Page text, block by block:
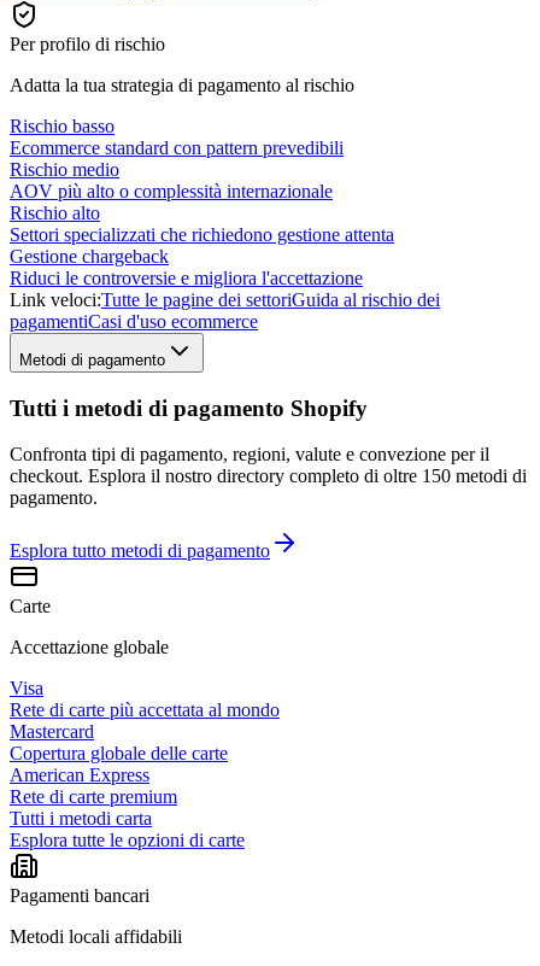
Per profilo di rischio
Adatta la tua strategia di pagamento al rischio
Rischio basso
Ecommerce standard con pattern prevedibili
Rischio medio
AOV più alto o complessità internazionale
Rischio alto
Settori specializzati che richiedono gestione attenta
Gestione chargeback
Riduci le controversie e migliora l'accettazione
Link veloci:Tutte le pagine dei settoriGuida al rischio dei
pagamentiCasi d'uso ecommerce
Metodi di pagamento
Tutti i metodi di pagamento Shopify
Confronta tipi di pagamento, regioni, valute e convezione per il
checkout. Esplora il nostro directory completo di oltre 150 metodi di
pagamento.
Esplora tutto metodi di pagamento
Carte
Accettazione globale
Visa
Rete di carte più accettata al mondo
Mastercard
Copertura globale delle carte
American Express
Rete di carte premium
Tutti i metodi carta
Esplora tutte le opzioni di carte
Pagamenti bancari
Metodi locali affidabili